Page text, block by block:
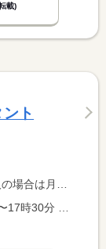
載)
ト
額を表示しています。
フレックスタイム制 就業時間１ 9時00分〜17時30分 就業時間２ 11時00分〜14時00分 就業時間３ 8時00分〜22時00分 就業時間に関する特記事項 １）基本 <BR> ２）コアタイム <BR> ３）フレキシブルタイム